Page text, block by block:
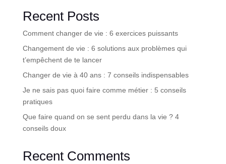
Recent Posts
Comment changer de vie : 6 exercices puissants
Changement de vie : 6 solutions aux problèmes qui
t’empêchent de te lancer
Changer de vie à 40 ans : 7 conseils indispensables
Je ne sais pas quoi faire comme métier : 5 conseils
pratiques
Que faire quand on se sent perdu dans la vie ? 4
conseils doux
Recent Comments